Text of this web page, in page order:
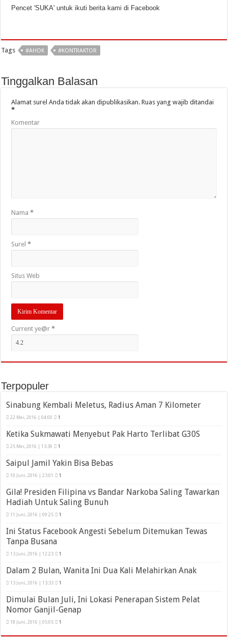
Pencet 'SUKA' untuk ikuti berita kami di Facebook
Tags #AHOK #KONTRAKTOR
Tinggalkan Balasan
Alamat surel Anda tidak akan dipublikasikan. Ruas yang wajib ditandai
*
Komentar
Nama*
Surel*
Situs Web
Current ye@r*
Terpopuler
Sinabung Kembali Meletus, Radius Aman 7 Kilometer
22 Mei, 2016 | 04:00 1
Ketika Sukmawati Menyebut Pak Harto Terlibat G30S
25 Mei, 2016 | 13:39 1
Saipul Jamil Yakin Bisa Bebas
10 Juni, 2016 | 23:01 1
Gila! Presiden Filipina vs Bandar Narkoba Saling Tawarkan
Hadiah Untuk Saling Bunuh
11 Juni, 2016 | 09:25 1
Ini Status Facebook Angesti Sebelum Ditemukan Tewas
Tanpa Busana
13 Juni, 2016 | 12:23 1
Dalam 2 Bulan, Wanita Ini Dua Kali Melahirkan Anak
13 Juni, 2016 | 13:33 1
Dimulai Bulan Juli, Ini Lokasi Penerapan Sistem Pelat
Nomor Ganjil-Genap
18 Juni, 2016 | 05:05 1